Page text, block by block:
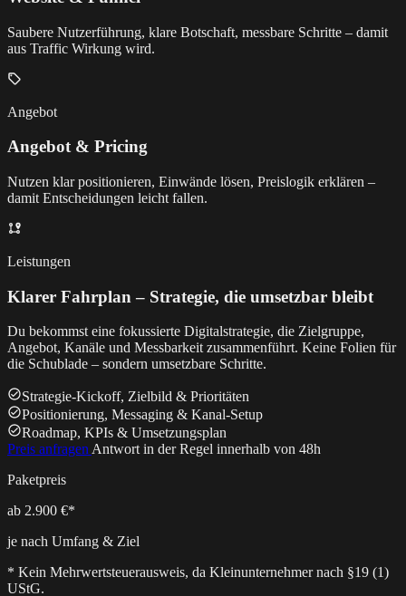
Saubere Nutzerführung, klare Botschaft, messbare Schritte – damit
aus Traffic Wirkung wird.
Angebot
Angebot & Pricing
Nutzen klar positionieren, Einwände lösen, Preislogik erklären –
damit Entscheidungen leicht fallen.
Leistungen
Klarer Fahrplan – Strategie, die umsetzbar bleibt
Du bekommst eine fokussierte Digitalstrategie, die Zielgruppe,
Angebot, Kanäle und Messbarkeit zusammenführt. Keine Folien für
die Schublade – sondern umsetzbare Schritte.
Strategie‑Kickoff, Zielbild & Prioritäten
Positionierung, Messaging & Kanal-Setup
Roadmap, KPIs & Umsetzungsplan
Preis anfragenAntwort in der Regel innerhalb von 48h
Paketpreis
ab 2.900 €*
je nach Umfang & Ziel
* Kein Mehrwertsteuerausweis, da Kleinunternehmer nach §19 (1)
UStG.